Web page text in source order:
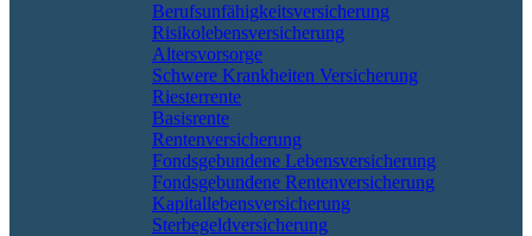
Berufs­unfähigkeitsversicherung
Risikolebensversicherung
Altersvorsorge
Schwere Krankheiten Versicherung
Riesterrente
Basisrente
Rentenversicherung
Fondsgebundene Lebensversicherung
Fondsgebundene Rentenversicherung
Kapitallebensversicherung
Sterbegeldversicherung